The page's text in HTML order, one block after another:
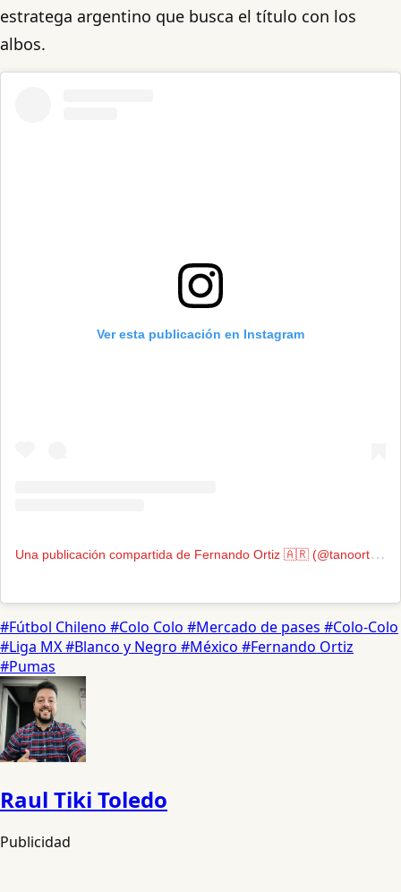
estratega argentino que busca el título con los
albos.
Ver esta publicación en Instagram
U
na publicación compartida de Fernando Ortiz 🇦🇷 (@tanoortiz19)
#Fútbol Chileno #Colo Colo #Mercado de pases #Colo-Colo
#Liga MX#Blanco y Negro #México #Fernando Ortiz
#Pumas
Raul Tiki Toledo
Publicidad